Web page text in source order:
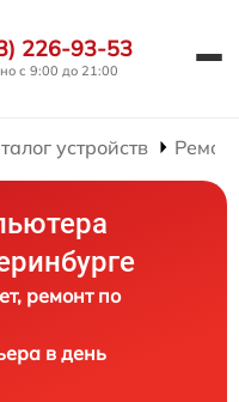
226-93-53
с 9:00 до 21:00
устройств
ремонт по
в день